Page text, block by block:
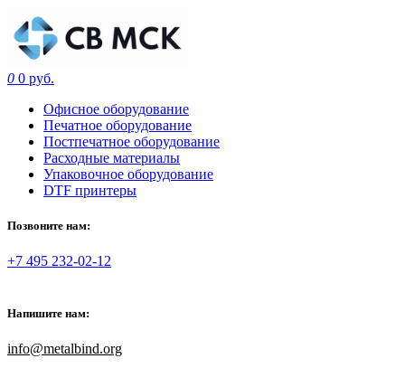
0 0 руб.
Офисное оборудование
Печатное оборудование
Постпечатное оборудование
Расходные материалы
Упаковочное оборудование
DTF принтеры
Позвоните нам:
+7 495 232-02-12
Напишите нам:
info@metalbind.org